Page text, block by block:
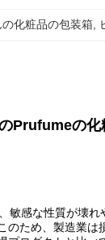
化粧品の包装箱
Prufumeの化
敏感な性質が壊
ため、製造業